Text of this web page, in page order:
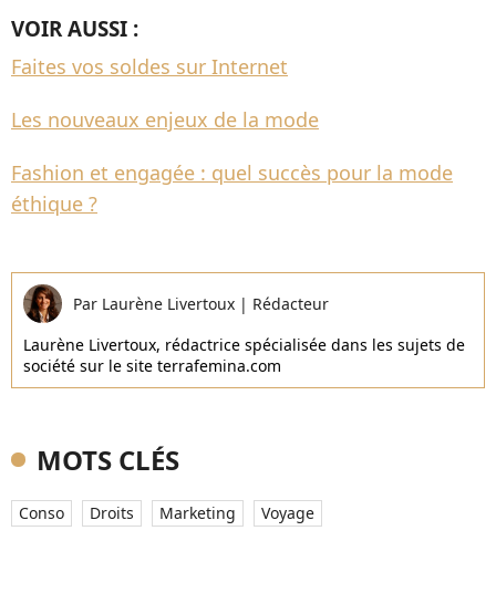
VOIR AUSSI :
Faites vos soldes sur Internet
Les nouveaux enjeux de la mode
Fashion et engagée : quel succès pour la mode
éthique ?
Par Laurène Livertoux | Rédacteur
Laurène Livertoux, rédactrice spécialisée dans les sujets de
société sur le site terrafemina.com
MOTS CLÉS
Conso Droits Marketing Voyage